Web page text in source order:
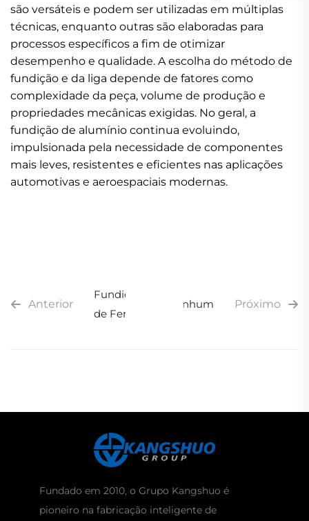
são versáteis e podem ser utilizadas em múltiplas
técnicas, enquanto outras são elaboradas para
processos específicos a fim de otimizar
desempenho e qualidade. A escolha do método de
fundição e da liga depende de fatores como
complexidade da peça, volume de produção e
propriedades mecânicas exigidas. No geral, a
fundição de alumínio continua evoluindo,
impulsionada pela necessidade de componentes
mais leves, resistentes e eficientes nas aplicações
automotivas e aeroespaciais modernas.
Anterior
Fundição
de Ferro
Próximo
Nenhum
Fundado em 2010, o Grupo Kangshuo é
pioneiro na fabricação inteligente de